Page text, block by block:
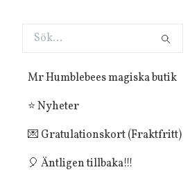
Mr Humblebees magiska butik
⭐ Nyheter
💌 Gratulationskort (Fraktfritt)
🎈 Äntligen tillbaka!!!